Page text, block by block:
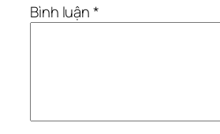
Bình luận*